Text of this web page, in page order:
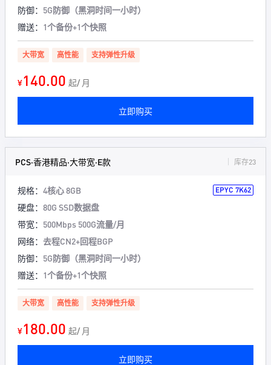
防御： 5G防御（黑洞时间一小时）
赠送： 1个备份+1个快照
大带宽 高性能 支持弹性升级
¥140.00 起/ 月
立即购买
PCS·香港精品·大带宽·E款 库存23
规格： 4核心 8GB EPYC 7K62
硬盘： 80G SSD数据盘
带宽： 500Mbps 500G流量/月
网络： 去程CN2+回程BGP
防御： 5G防御（黑洞时间一小时）
赠送： 1个备份+1个快照
大带宽 高性能 支持弹性升级
¥180.00 起/ 月
立即购买